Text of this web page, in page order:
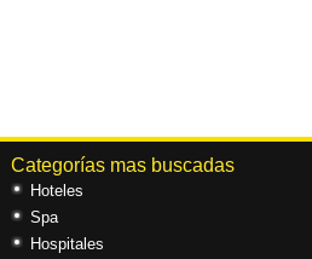
Categorías mas buscadas
Hoteles
Spa
Hospitales